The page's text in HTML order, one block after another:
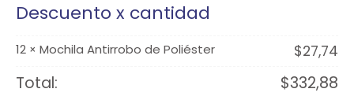
Descuento x cantidad
12 × Mochila Antirrobo de Poliéster $27,74
Total: $332,88